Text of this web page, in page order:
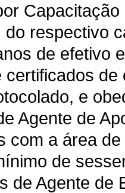
do respectivo
de efetivo
certificados
e
Agente de
com a área
de
de Agente de